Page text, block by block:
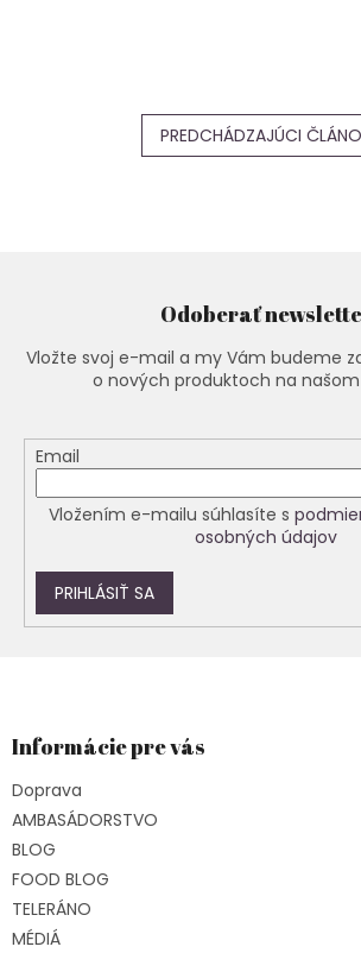
PREDCHÁDZAJÚCI
Odoberať
Vložte svoj e-mail a my Vám budeme
o nových produktoch na
Email
Vložením e-mailu súhlasíte s
osobných údajov
PRIHLÁSIŤ SA
äInformácie pre vás
Doprava
AMBASÁDORSTVO
BLOG
FOOD BLOG
TELERÁNO
MÉDIÁ